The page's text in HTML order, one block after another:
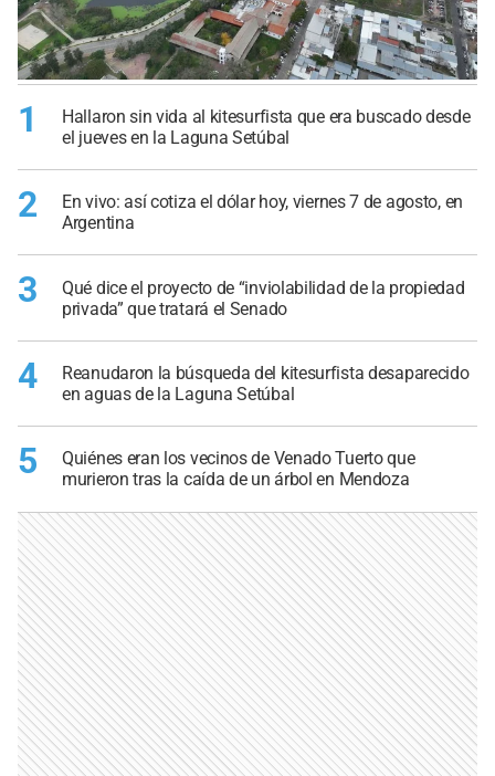
1
Hallaron sin vida al kitesurfista que era buscado desde
el jueves en la Laguna Setúbal
2
En vivo: así cotiza el dólar hoy, viernes 7 de agosto, en
Argentina
3
Qué dice el proyecto de “inviolabilidad de la propiedad
privada” que tratará el Senado
4
Reanudaron la búsqueda del kitesurfista desaparecido
en aguas de la Laguna Setúbal
5
Quiénes eran los vecinos de Venado Tuerto que
murieron tras la caída de un árbol en Mendoza